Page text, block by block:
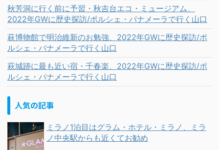
秋芳洞に行く前に予習・秋吉台エコ・ミュージアム、
2022年GWに歴史探訪/ポルシェ・パナメーラで行く山口
萩博物館で明治維新のお勉強、2022年GWに歴史探訪/ポ
ルシェ・パナメーラで行く山口
萩城跡に最も近い宿・千春楽、2022年GWに歴史探訪/ポ
ルシェ・パナメーラで行く山口
人気の記事
ミラノ1泊目はグラム・ホテル・ミラノ、ミラ
ノ中央駅からも近くてお勧め